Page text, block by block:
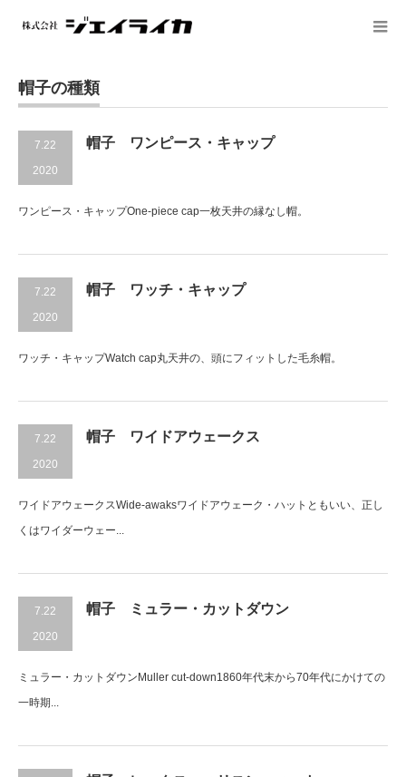
帽子の種類
7.22
2020
帽子 ワンピース・キャップ
ワンピース・キャップOne-piece cap一枚天井の縁なし帽。
7.22
2020
帽子 ワッチ・キャップ
ワッチ・キャップWatch cap丸天井の、頭にフィットした毛糸帽。
7.22
2020
帽子 ワイドアウェークス
ワイドアウェークスWide-awaksワイドアウェーク・ハットともいい、正し
くはワイダーウェー...
7.22
2020
帽子 ミュラー・カットダウン
ミュラー・カットダウンMuller cut-down1860年代末から70年代にかけての
一時期...